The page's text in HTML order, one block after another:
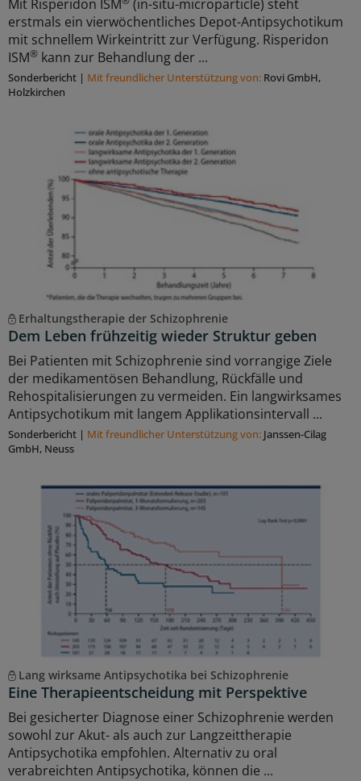
Mit Risperidon ISM
(in-situ-microparticle) steht
erstmals ein vierwöchentliches Depot-Antipsychotikum
mit schnellem Wirkeintritt zur Verfügung. Risperidon
ISM® kann zur Behandlung der ...
Sonderbericht | Mit freundlicher Unterstützung von: Rovi GmbH,
Holzkirchen
Erhaltungstherapie der Schizophrenie
Dem Leben frühzeitig wieder Struktur geben
Bei Patienten mit Schizophrenie sind vorrangige Ziele
der medikamentösen Behandlung, Rückfälle und
Rehospitalisierungen zu vermeiden. Ein langwirksames
Antipsychotikum mit langem Applikationsintervall ...
Sonderbericht | Mit freundlicher Unterstützung von: Janssen-Cilag
GmbH, Neuss
Lang wirksame Antipsychotika bei Schizophrenie
Eine Therapieentscheidung mit Perspektive
Bei gesicherter Diagnose einer Schizophrenie werden
sowohl zur Akut- als auch zur Langzeittherapie
Antipsychotika empfohlen. Alternativ zu oral
verabreichten Antipsychotika, können die ...